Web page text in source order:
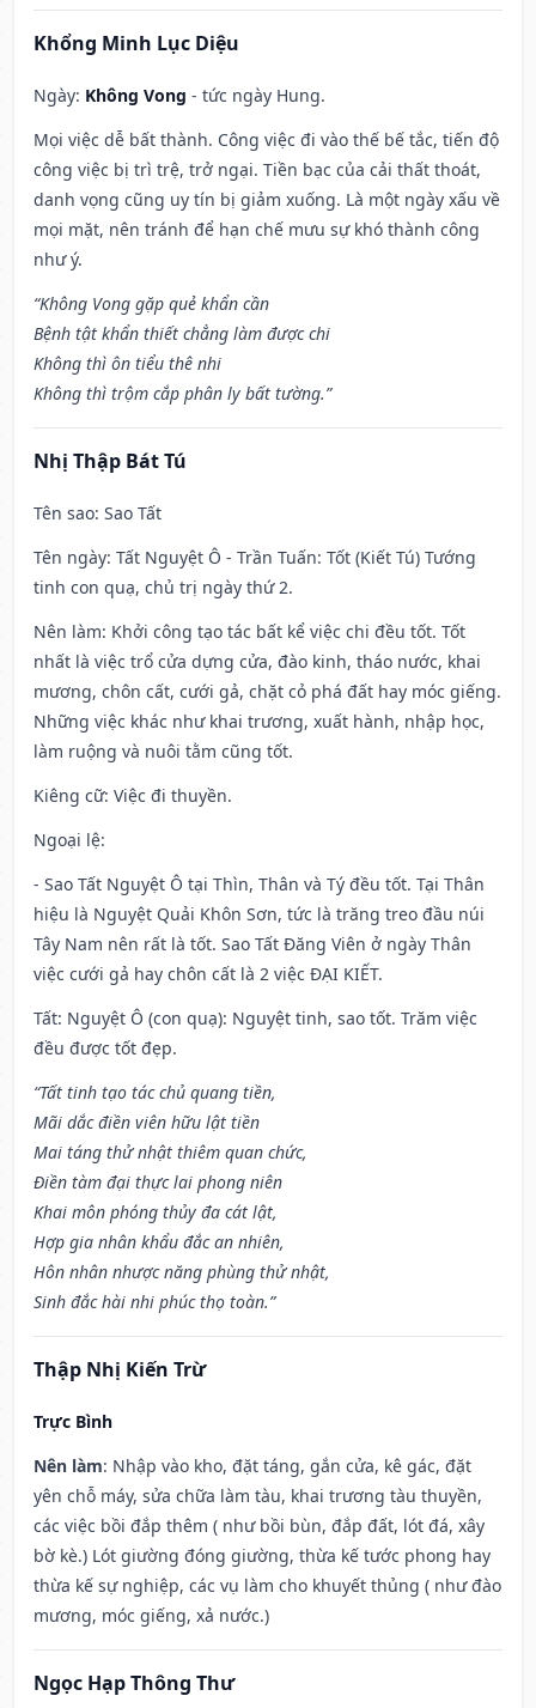
Khổng Minh Lục Diệu
Ngày: Không Vong - tức ngày Hung.
Mọi việc dễ bất thành. Công việc đi vào thế bế tắc, tiến độ
công việc bị trì trệ, trở ngại. Tiền bạc của cải thất thoát,
danh vọng cũng uy tín bị giảm xuống. Là một ngày xấu về
mọi mặt, nên tránh để hạn chế mưu sự khó thành công
như ý.
“Không Vong gặp quẻ khẩn cần
Bệnh tật khẩn thiết chẳng làm được chi
Không thì ôn tiểu thê nhi
Không thì trộm cắp phân ly bất tường.”
Nhị Thập Bát Tú
Tên sao: Sao Tất
Tên ngày: Tất Nguyệt Ô - Trần Tuấn: Tốt (Kiết Tú) Tướng
tinh con quạ, chủ trị ngày thứ 2.
Nên làm: Khởi công tạo tác bất kể việc chi đều tốt. Tốt
nhất là việc trổ cửa dựng cửa, đào kinh, tháo nước, khai
mương, chôn cất, cưới gả, chặt cỏ phá đất hay móc giếng.
Những việc khác như khai trương, xuất hành, nhập học,
làm ruộng và nuôi tằm cũng tốt.
Kiêng cữ: Việc đi thuyền.
Ngoại lệ:
- Sao Tất Nguyệt Ô tại Thìn, Thân và Tý đều tốt. Tại Thân
hiệu là Nguyệt Quải Khôn Sơn, tức là trăng treo đầu núi
Tây Nam nên rất là tốt. Sao Tất Đăng Viên ở ngày Thân
việc cưới gả hay chôn cất là 2 việc ĐẠI KIẾT.
Tất: Nguyệt Ô (con quạ): Nguyệt tinh, sao tốt. Trăm việc
đều được tốt đẹp.
“Tất tinh tạo tác chủ quang tiền,
Mãi dắc điền viên hữu lật tiền
Mai táng thử nhật thiêm quan chức,
Điền tàm đại thực lai phong niên
Khai môn phóng thủy đa cát lật,
Hợp gia nhân khẩu đắc an nhiên,
Hôn nhân nhược năng phùng thử nhật,
Sinh đắc hài nhi phúc thọ toàn.”
Thập Nhị Kiến Trừ
Trực Bình
Nên làm: Nhập vào kho, đặt táng, gắn cửa, kê gác, đặt
yên chỗ máy, sửa chữa làm tàu, khai trương tàu thuyền,
các việc bồi đắp thêm ( như bồi bùn, đắp đất, lót đá, xây
bờ kè.) Lót giường đóng giường, thừa kế tước phong hay
thừa kế sự nghiệp, các vụ làm cho khuyết thủng ( như đào
mương, móc giếng, xả nước.)
Ngọc Hạp Thông Thư